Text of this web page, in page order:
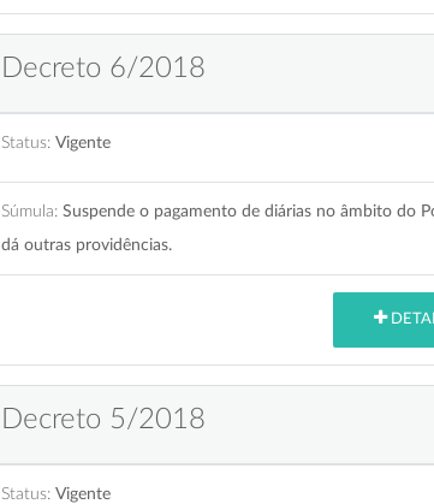
Decreto 6/2018
Status: Vigente
Súmula: Suspende o pagamento de diárias no âmbito do
dá outras providências.
Decreto 5/2018
Status: Vigente